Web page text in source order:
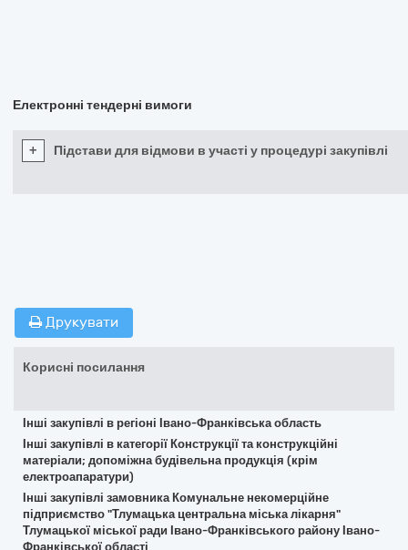
Електронні тендерні вимоги
+ Підстави для відмови в участі у процедурі закупівлі
Друкувати
Корисні посилання
Інші закупівлі в регіоні Івано-Франківська область
Інші закупівлі в категорії Конструкції та конструкційні
матеріали; допоміжна будівельна продукція (крім
електроапаратури)
Інші закупівлі замовника Комунальне некомерційне
підприємство "Тлумацька центральна міська лікарня"
Тлумацької міської ради Івано-Франківського району Івано-
Франківської області